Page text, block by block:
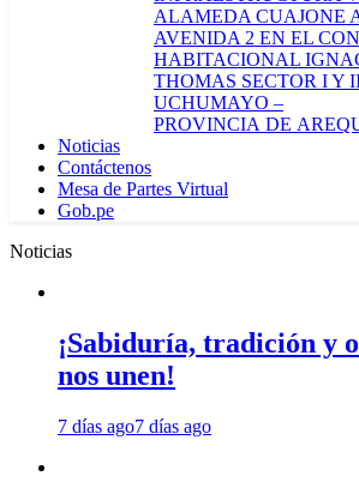
ALAMEDA CUAJONE
AVENIDA 2 EN EL
HABITACIONAL
THOMAS SECTOR I Y
UCHUMAYO –
PROVINCIA DE
Noticias
Contáctenos
Mesa de Partes Virtual
Gob.pe
Noticias
¡Sabiduría, tradición y
nos unen!
7 días ago7 días ago